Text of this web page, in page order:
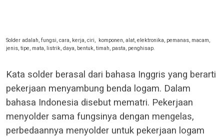
Solder adalah, fungsi, cara, kerja, ciri, komponen, alat, elektronika, pemanas, macam,
jenis, tipe, mata, listrik, daya, bentuk, timah, pasta, penghisap.
Kata solder berasal dari bahasa Inggris yang berarti
pekerjaan menyambung benda logam. Dalam
bahasa Indonesia disebut mematri. Pekerjaan
menyolder sama fungsinya dengan mengelas,
perbedaannya menyolder untuk pekerjaan logam